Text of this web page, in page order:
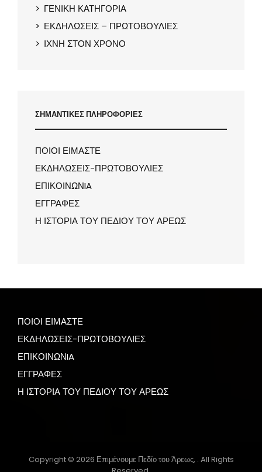
ΓΕΝΙΚΗ ΚΑΤΗΓΟΡΙΑ
ΕΚΔΗΛΩΣΕΙΣ – ΠΡΩΤΟΒΟΥΛΙΕΣ
ΙΧΝΗ ΣΤΟΝ ΧΡΟΝΟ
ΣΗΜΑΝΤΙΚΕΣ ΠΛΗΡΟΦΟΡΙΕΣ
ΠΟΙΟΙ ΕΙΜΑΣΤΕ
ΕΚΔΗΛΩΣΕΙΣ-ΠΡΩΤΟΒΟΥΛΙΕΣ
ΕΠΙΚΟΙΝΩΝIA
ΕΓΓΡΑΦΕΣ
Η ΙΣΤΟΡΙΑ ΤΟΥ ΠΕΔΙΟΥ ΤΟΥ ΑΡΕΩΣ
ΠΟΙΟΙ ΕΙΜΑΣΤΕ
ΕΚΔΗΛΩΣΕΙΣ-ΠΡΩΤΟΒΟΥΛΙΕΣ
ΕΠΙΚΟΙΝΩΝIA
ΕΓΓΡΑΦΕΣ
Η ΙΣΤΟΡΙΑ ΤΟΥ ΠΕΔΙΟΥ ΤΟΥ ΑΡΕΩΣ
Copyright © 2026 Επιμένουμε Πεδίο του Άρεως, . All Rights